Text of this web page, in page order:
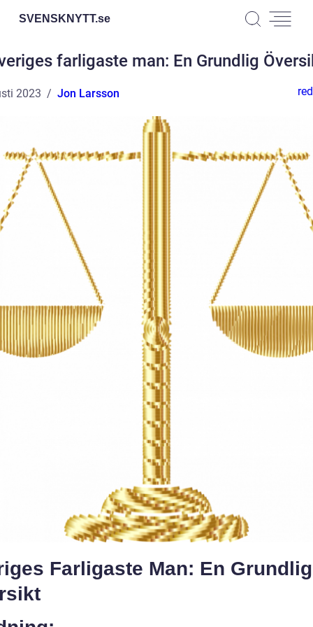
SVENSKNYTT.se
farligaste man: En Grundlig
2023 Jon Larsson
Farligaste Man: En Grundlig